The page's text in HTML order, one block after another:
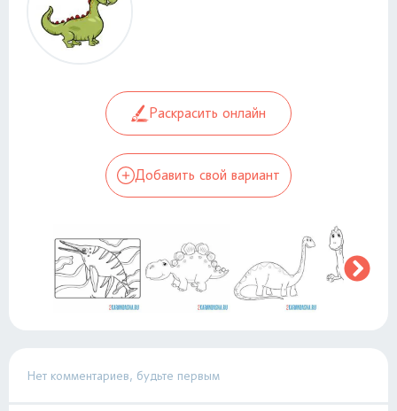
Раскрасить онлайн
Добавить свой вариант
Нет комментариев, будьте первым